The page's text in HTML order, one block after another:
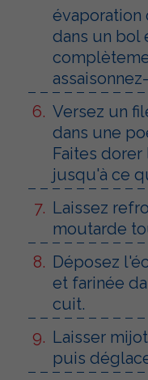
évaporation
dans un bol
Versez un
dans une
Faites
jusqu'à ce
Laissez
moutarde
Déposez
et farinée
cuit.
Laisser
puis